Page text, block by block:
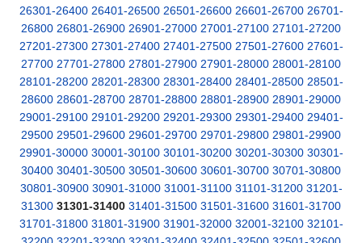
26301-26400 26401-26500 26501-26600 26601-26700 26701-
26800 26801-26900 26901-27000 27001-27100 27101-27200
27201-27300 27301-27400 27401-27500 27501-27600 27601-
27700 27701-27800 27801-27900 27901-28000 28001-28100
28101-28200 28201-28300 28301-28400 28401-28500 28501-
28600 28601-28700 28701-28800 28801-28900 28901-29000
29001-29100 29101-29200 29201-29300 29301-29400 29401-
29500 29501-29600 29601-29700 29701-29800 29801-29900
29901-30000 30001-30100 30101-30200 30201-30300 30301-
30400 30401-30500 30501-30600 30601-30700 30701-30800
30801-30900 30901-31000 31001-31100 31101-31200 31201-
31300 31301-31400 31401-31500 31501-31600 31601-31700
31701-31800 31801-31900 31901-32000 32001-32100 32101-